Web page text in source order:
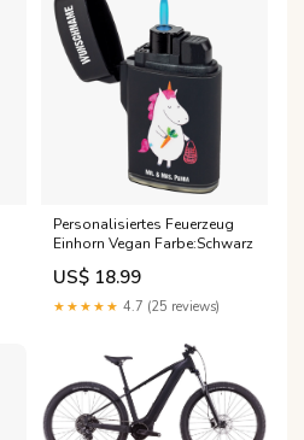
Personalisiertes Feuerzeug
Einhorn Vegan Farbe:Schwarz
US$ 18.99
★★★★★ 4.7 (25 reviews)